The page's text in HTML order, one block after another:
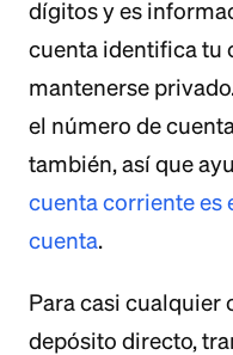
dígitos y es
cuenta identifica tu
mantenerse
el número de
también, así que
cuenta corriente es
cuenta.
Para casi cualquier
depósito directo,